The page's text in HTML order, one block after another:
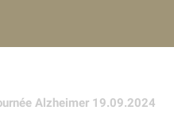
Alzheimer 19.09.2024